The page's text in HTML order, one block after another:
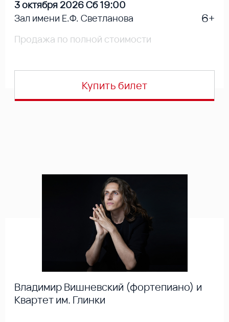
3 октября 2026 Сб 19:00
Зал имени Е.Ф. Светланова
6+
Продажа по полной стоимости
Купить билет
Владимир Вишневский (фортепиано) и
Квартет им. Глинки